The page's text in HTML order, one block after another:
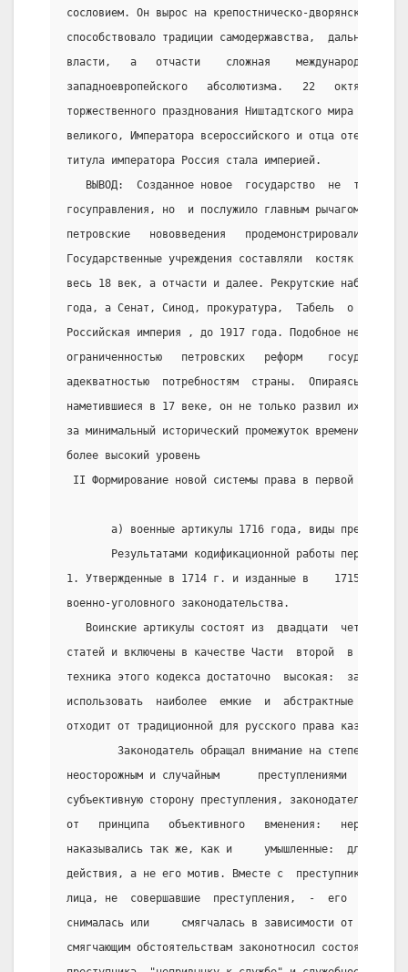
сословием. Он вырос на крепостническо-дворянской
способствовало традиции самодержавства,  дальнейшее
власти,   а   отчасти    сложная    международная
западноевропейского   абсолютизма.   22   октября
торжественного празднования Ништадтского мира Сенат
великого, Императора всероссийского и отца
титула императора Россия стала империей.
ВЫВОД:  Созданное новое  государство  не  только
госуправления, но  и послужило главным рычагом
петровские   нововведения   продемонстрировали
Государственные учреждения составляли  костяк
весь 18 век, а отчасти и далее. Рекрутские наборы
года, а Сенат, Синод, прокуратура,  Табель  о
Российская империя , до 1917 года. Подобное нельзя
ограниченностью   петровских   реформ
адекватностью  потребностям  страны.  Опираясь   на
наметившиеся в 17 веке, он не только развил их, но
за минимальный исторический промежуток времени
более высокий уровень
II Формирование новой системы права в первой
а) военные артикулы 1716 года, виды
Результатами кодификационной работы первой
1. Утвержденные в 1714 г. и изданные в    1715 г.
военно-уголовного законодательства.
Воинские артикулы состоят из  двадцати  четырех
статей и включены в качестве Части  второй  в
техника этого кодекса достаточно  высокая:
использовать  наиболее  емкие  и  абстрактные
отходит от традиционной для русского права
Законодатель обращал внимание на степень
неосторожным и случайным      преступлениями  была
субъективную сторону преступления, законодатель
от   принципа   объективного   вменения:   нередко
наказывались так же, как и     умышленные:  для
действия, а не его мотив. Вместе с  преступником
лица, не  совершавшие  преступления,  -  его
снималась или     смягчалась в зависимости от
смягчающим обстоятельствам законотносил состояние